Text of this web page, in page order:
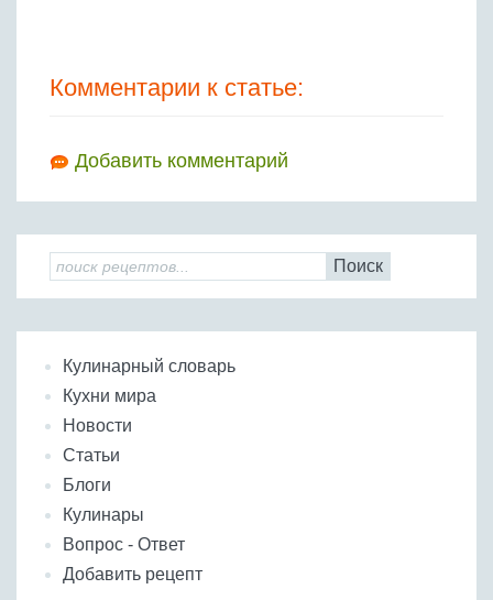
Комментарии к статье:
Добавить комментарий
Поиск
Кулинарный словарь
Кухни мира
Новости
Статьи
Блоги
Кулинары
Вопрос - Ответ
Добавить рецепт